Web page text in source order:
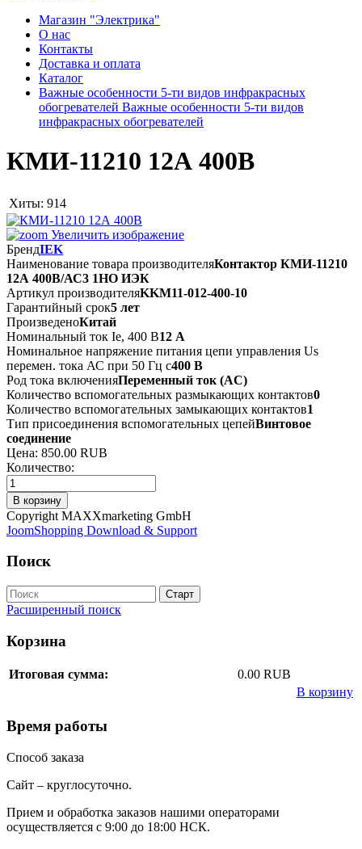
Магазин "Электрика"
О нас
Контакты
Доставка и оплата
Каталог
Важные особенности 5-ти видов инфракрасных
обогревателей Важные особенности 5-ти видов
инфракрасных обогревателей
КМИ-11210 12А 400В
Хиты: 914
Увеличить изображение
БрендIEK
Наименование товара производителяКонтактор КМИ-11210
12А 400В/АС3 1НО ИЭК
Артикул производителяKKM11-012-400-10
Гарантийный срок5 лет
ПроизведеноКитай
Номинальный ток Ie, 400 В12 А
Номинальное напряжение питания цепи управления Us
перемен. тока АС при 50 Гц с400 В
Род тока включенияПеременный ток (AC)
Количество вспомогательных размыкающих контактов0
Количество вспомогательных замыкающих контактов1
Тип присоединения вспомогательных цепейВинтовое
соединение
Цена: 850.00 RUB
Количество:
Copyright MAXXmarketing GmbH
JoomShopping Download & Support
Поиск
Расширенный поиск
Корзина
Итоговая сумма:
0.00 RUB
В корзину
Время работы
Способ заказа
Сайт – круглосуточно.
Прием и обработка заказов нашими операторами
осуществляется с 9:00 до 18:00 НСК.